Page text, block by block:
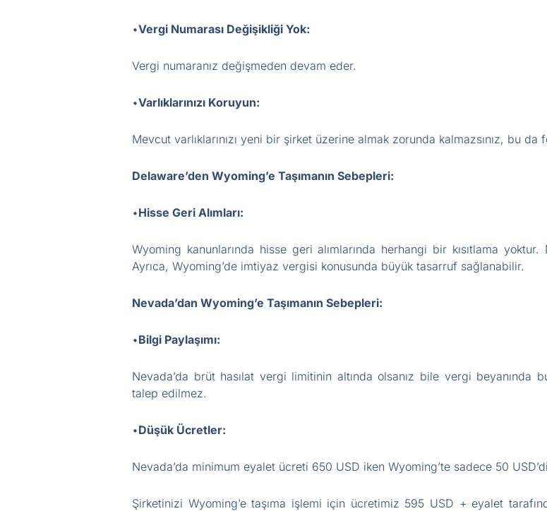
•Vergi Numarası Değişikliği Yok:
Vergi numaranız değişmeden devam eder.
•Varlıklarınızı Koruyun:
Mevcut varlıklarınızı yeni bir şirket üzerine almak zorunda kalmazsınız, bu
Delaware’den Wyoming’e Taşımanın Sebepleri:
•Hisse Geri Alımları:
Wyoming kanunlarında hisse geri alımlarında herhangi bir kısıtlama
Ayrıca, Wyoming’de imtiyaz vergisi konusunda büyük tasarruf sağlanabilir.
Nevada’dan Wyoming’e Taşımanın Sebepleri:
•Bilgi Paylaşımı:
Nevada’da brüt hasılat vergi limitinin altında olsanız bile vergi beyanında
talep edilmez.
•Düşük Ücretler:
Nevada’da minimum eyalet ücreti 650 USD iken Wyoming’te sadece 50
Şirketinizi Wyoming’e taşıma işlemi için ücretimiz 595 USD + eyalet